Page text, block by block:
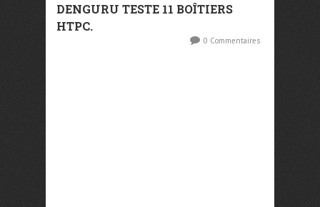
DENGURU TESTE 11 BOÎTIERS
HTPC.
0 Commentaires